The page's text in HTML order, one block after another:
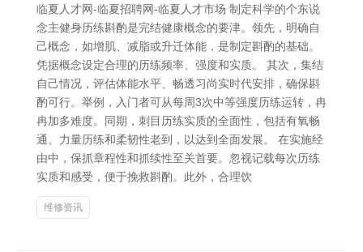
临夏人才网-临夏招聘网-临夏人才市场 制定科学的个东说
念主健身历练斟酌是完结健康概念的要津。领先，明确自
己概念，如增肌、减脂或升迁体能，是制定斟酌的基础。
凭据概念设定合理的历练频率、强度和实质。 其次，集结
自己情况，评估体能水平、畅透习尚实时代安排，确保斟
酌可行。举例，入门者可从每周3次中等强度历练运转，冉
冉加多难度。同期，刺目历练实质的全面性，包括有氧畅
通、力量历练和柔韧性老到，以达到全面发展。 在实施经
由中，保抓章程性和抓续性至关首要。忽视记载每次历练
实质和感受，便于挽救斟酌。此外，合理饮
维修资讯